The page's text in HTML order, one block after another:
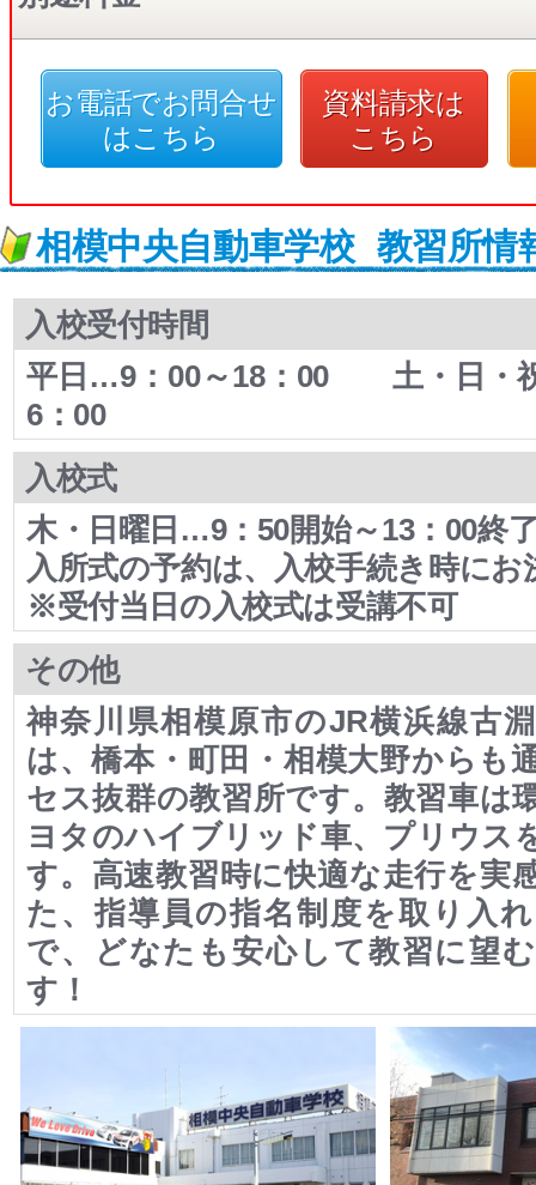
お電話でお問合せ
はこちら
資料請求は
こちら
相模中央自動車学校 教習所情
入校受付時間
平日…9：00～18：00 土・日・
6：00
入校式
木・日曜日…9：50開始～13：00終
入所式の予約は、入校手続き時に
※受付当日の入校式は受講不可
その他
神奈川県相模原市のJR横浜線古
は、橋本・町田・相模大野からも
セス抜群の教習所です。教習車は
ヨタのハイブリッド車、プリウス
す。高速教習時に快適な走行を実
た、指導員の指名制度を取り入
で、どなたも安心して教習に望
す！